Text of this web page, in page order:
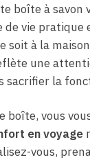
boîte à savon
vie pratique
soit à la
une
sacrifier la
boîte, vous
en voyage
vous,